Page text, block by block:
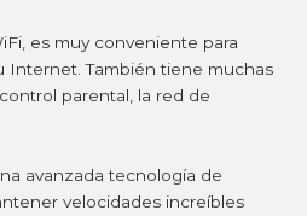
es muy conveniente para
Internet. También tiene muchas
parental, la red de
avanzada tecnología de
velocidades increíbles